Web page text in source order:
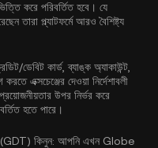
করে পরিবর্তিত হবে। যে
তারা প্ল্যাটফর্মে আরও বৈশিষ্ট্য
ডেবিট কার্ড, ব্যাঙ্ক অ্যাকাউন্ট,
এক্সচেঞ্জের দেওয়া নির্দেশাবলী
উপর নির্ভর করে
হতে পারে।
কিনুন: আপনি এখন Globe